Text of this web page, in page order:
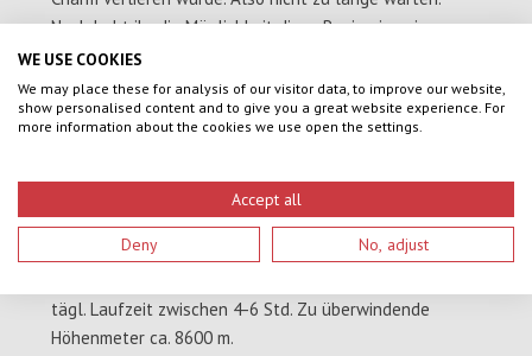
Noch habt ihr die Möglichkeit diese Region in seiner
ganzen Ursprünglichkeit zu erleben.
SCHWIERIGKEITSGRAD:
unerfahrene in Sachen Bergwandern.
Grundvoraussetzung ist jedoch eine gute Kondition, da
kraftraubende Tagesetappen bis zu 8 Std. (Besteigung
tägl. Laufzeit zwischen 4-6 Std. Zu überwindende
Höhenmeter ca. 8600 m.
WE USE COOKIES
We may place these for analysis of our visitor data, to improve our website,
show personalised content and to give you a great website experience. For
more information about the cookies we use open the settings.
Accept all
Deny No, adjust